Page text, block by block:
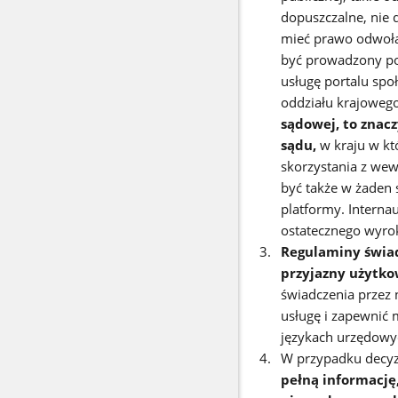
dopuszczalne, nie
mieć prawo
być prowadzony
usługę portalu
oddziału
sądowej, to
sądu, w kraju w
skorzystania z
być także w żaden
platformy.
ostatecznego
Regulaminy
przyjazny
świadczenia przez
usługę i
językach
W przypadku
pełną